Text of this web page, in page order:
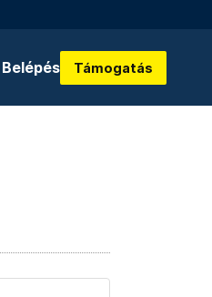
Belépés Támogatás